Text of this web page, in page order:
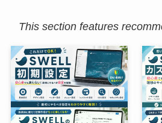
This section features